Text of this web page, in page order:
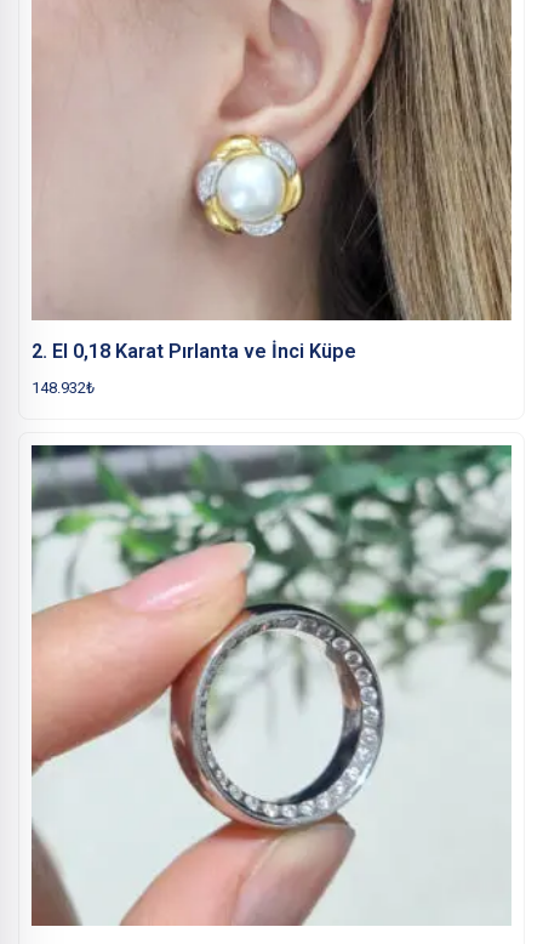
2. El 0,18 Karat Pırlanta ve İnci Küpe
148.932₺